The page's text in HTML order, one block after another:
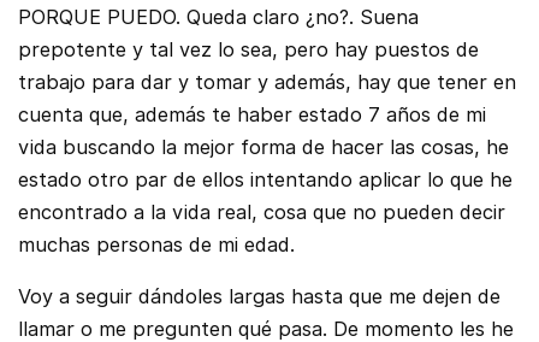
PORQUE PUEDO. Queda claro ¿no?. Suena
prepotente y tal vez lo sea, pero hay puestos de
trabajo para dar y tomar y además, hay que tener en
cuenta que, además te haber estado 7 años de mi
vida buscando la mejor forma de hacer las cosas, he
estado otro par de ellos intentando aplicar lo que he
encontrado a la vida real, cosa que no pueden decir
muchas personas de mi edad.
Voy a seguir dándoles largas hasta que me dejen de
llamar o me pregunten qué pasa. De momento les he